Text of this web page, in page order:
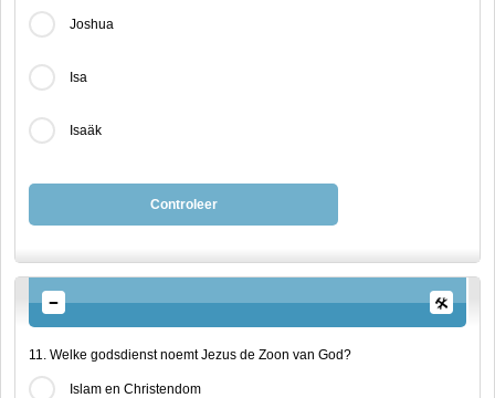
Joshua
Isa
Isaäk
Controleer
11. Welke godsdienst noemt Jezus de Zoon van God?
Islam en Christendom